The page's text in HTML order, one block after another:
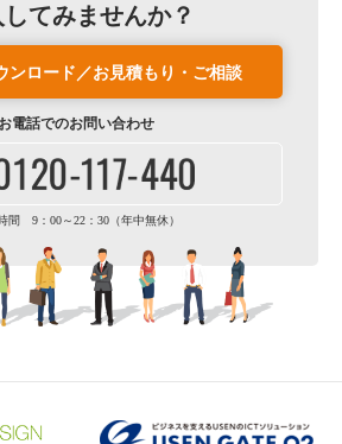
てみませんか？
ンロード／お見積もり・ご相談
お電話でのお問い合わせ
間 9：00～22：30（年中無休）